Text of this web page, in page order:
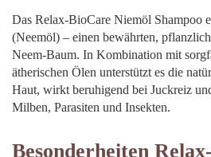
Das Relax-BioCare Niemöl Shampoo
(Neemöl) – einen bewährten,
Neem-Baum. In Kombination mit
ätherischen Ölen unterstützt es die
Haut, wirkt beruhigend bei Juckreiz
Milben, Parasiten und Insekten.
Besonderheiten